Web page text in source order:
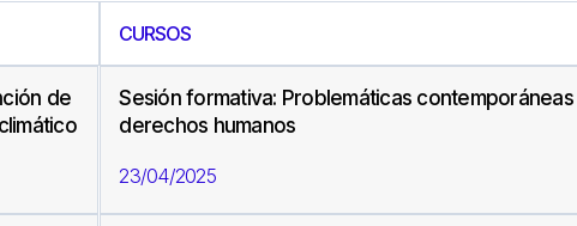
de
CURSOS
Sesión formativa: Problemáticas
derechos humanos
23/04/2025